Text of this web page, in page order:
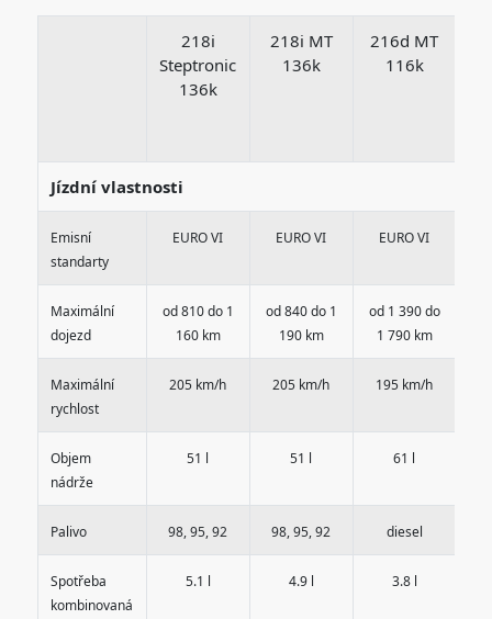
218i
Steptronic
136k
218i MT
136k
216d MT
116k
Jízdní vlastnosti
Emisní
standarty
EURO VI EURO VI EURO VI
Maximální
dojezd
od 810 do 1
160 km
od 840 do 1
190 km
od 1 390 do
1 790 km
Maximální
rychlost
205 km/h 205 km/h 195 km/h
Objem
nádrže
51 l 51 l 61 l
Palivo 98, 95, 92 98, 95, 92 diesel
Spotřeba
kombinovaná
5.1 l 4.9 l 3.8 l